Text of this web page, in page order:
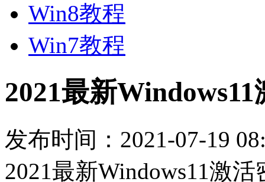
Win8教程
Win7教程
2021最新
发布时间：2021-07-19
2021最新Windows11激